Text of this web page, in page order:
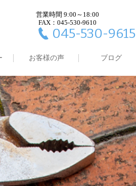
営業時間 9:00～18:00
FAX：045-530-9610
045-530-9615
お客様の声 ブログ